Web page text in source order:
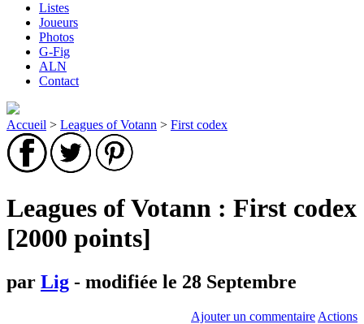
Listes
Joueurs
Photos
G-Fig
ALN
Contact
Accueil > Leagues of Votann > First codex
Leagues of Votann : First codex
[2000 points]
par Lig - modifiée le 28 Septembre
Ajouter un commentaire Actions